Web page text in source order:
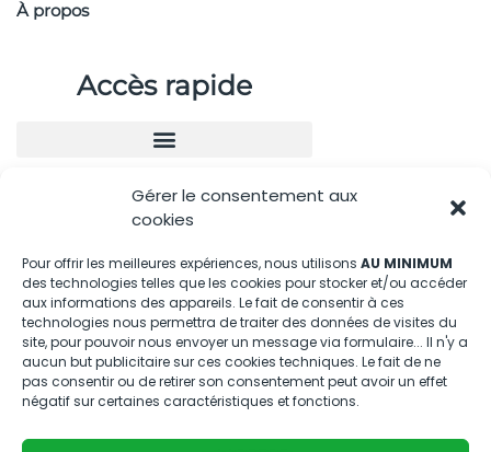
Gérer le consentement aux
cookies
Pour offrir les meilleures expériences, nous utilisons AU MINIMUM
des technologies telles que les cookies pour stocker et/ou accéder
aux informations des appareils. Le fait de consentir à ces
technologies nous permettra de traiter des données de visites du
site, pour pouvoir nous envoyer un message via formulaire... Il n'y a
aucun but publicitaire sur ces cookies techniques. Le fait de ne
pas consentir ou de retirer son consentement peut avoir un effet
négatif sur certaines caractéristiques et fonctions.
À propos
Accès rapide
Nous contacter
04.88.08.75.28
contactBT@bleu-tomate.fr
Kit média
Kit média Bleu Tomate